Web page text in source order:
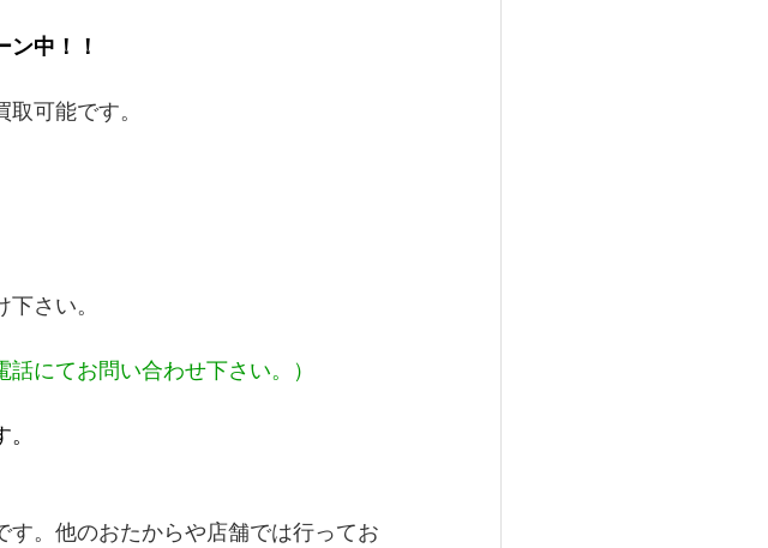
ン中！！
可能です。
さい。
にてお問い合わせ下さい。）
す。他のおたからや店舗では行ってお